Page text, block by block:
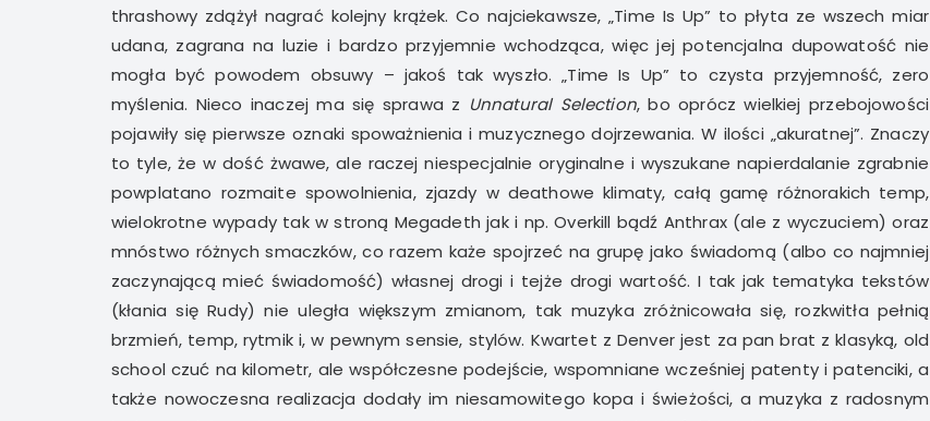
thrashowy zdążył nagrać kolejny krążek. Co najciekawsze, „Time Is Up” to płyta ze wszech miar
udana, zagrana na luzie i bardzo przyjemnie wchodząca, więc jej potencjalna dupowatość nie
mogła być powodem obsuwy – jakoś tak wyszło. „Time Is Up” to czysta przyjemność, zero
myślenia. Nieco inaczej ma się sprawa z Unnatural Selection, bo oprócz wielkiej przebojowości
pojawiły się pierwsze oznaki spoważnienia i muzycznego dojrzewania. W ilości „akuratnej”. Znaczy
to tyle, że w dość żwawe, ale raczej niespecjalnie oryginalne i wyszukane napierdalanie zgrabnie
powplatano rozmaite spowolnienia, zjazdy w deathowe klimaty, całą gamę różnorakich temp,
wielokrotne wypady tak w stroną Megadeth jak i np. Overkill bądź Anthrax (ale z wyczuciem) oraz
mnóstwo różnych smaczków, co razem każe spojrzeć na grupę jako świadomą (albo co najmniej
zaczynającą mieć świadomość) własnej drogi i tejże drogi wartość. I tak jak tematyka tekstów
(kłania się Rudy) nie uległa większym zmianom, tak muzyka zróżnicowała się, rozkwitła pełnią
brzmień, temp, rytmik i, w pewnym sensie, stylów. Kwartet z Denver jest za pan brat z klasyką, old
school czuć na kilometr, ale współczesne podejście, wspomniane wcześniej patenty i patenciki, a
także nowoczesna realizacja dodały im niesamowitego kopa i świeżości, a muzyka z radosnym